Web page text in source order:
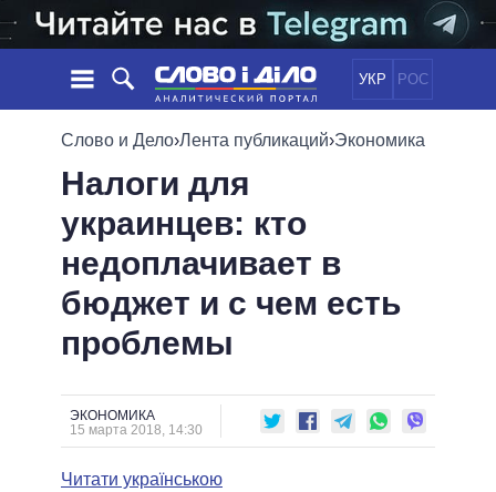
УКР РОС
НОВОСТИ
ЛЕНТА
СОБЫТИЯ
СТАТЬИ
МНЕНИЯ
ОБЗОРЫ
ДАЙДЖЕСТЫ
ЭКОНОМИКА
ОБЩЕСТВО
ОБЕЩАНИЯ
ПОЛИТИКИ
ВСЕ ПОЛИТИКИ
ПРЕЗИДЕНТ И ОФИС
ВЕРХОВНАЯ РАДА
ГЛАВЫ ОБЛАДМИНИСТРАЦИЙ
МЭРЫ
ВСЕ ПЕРСОНЫ
ВИДЕО
СРАВНЕНИЕ ПОЛИТИКОВ
Слово и Дело›Лента публикаций›Экономика
Налоги для
украинцев: кто
недоплачивает в
бюджет и с чем есть
проблемы
ЭКОНОМИКА
15 марта 2018, 14:30
Читати українською